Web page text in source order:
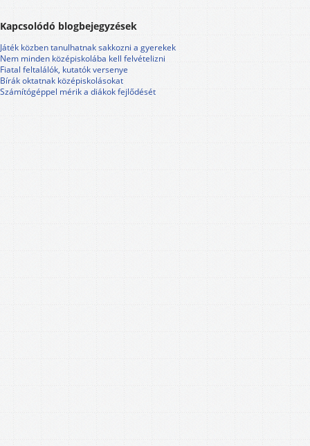
Kapcsolódó blogbejegyzések
Játék közben tanulhatnak sakkozni a gyerekek
Nem minden középiskolába kell felvételizni
Fiatal feltalálók, kutatók versenye
Bírák oktatnak középiskolásokat
Számítógéppel mérik a diákok fejlődését